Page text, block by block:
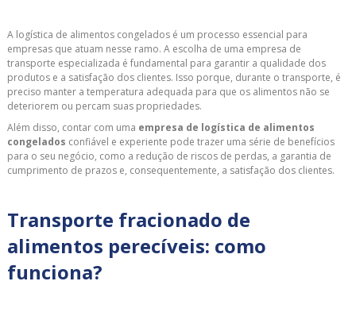
A logística de alimentos congelados é um processo essencial para
empresas que atuam nesse ramo. A escolha de uma empresa de
transporte especializada é fundamental para garantir a qualidade dos
produtos e a satisfação dos clientes. Isso porque, durante o transporte, é
preciso manter a temperatura adequada para que os alimentos não se
deteriorem ou percam suas propriedades.
Além disso, contar com uma empresa de logística de alimentos
congelados confiável e experiente pode trazer uma série de benefícios
para o seu negócio, como a redução de riscos de perdas, a garantia de
cumprimento de prazos e, consequentemente, a satisfação dos clientes.
Transporte fracionado de
alimentos perecíveis: como
funciona?